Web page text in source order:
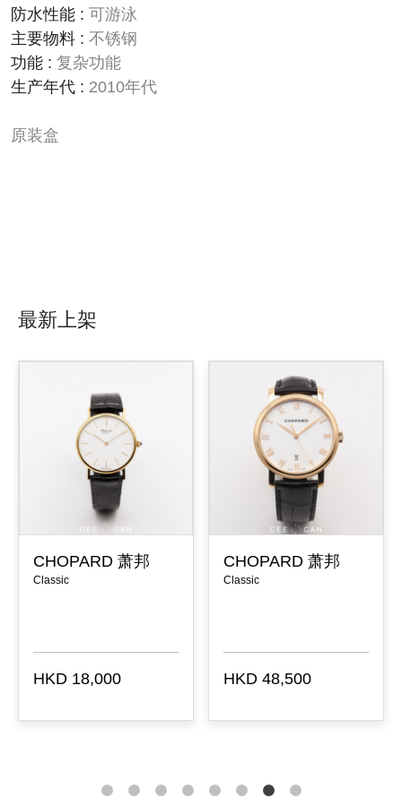
防水性能 : 可游泳
主要物料 : 不锈钢
功能 : 复杂功能
生产年代 : 2010年代
原装盒
最新上架
CHOPARD 萧邦
Classic
HKD 18,000
CHOPARD 萧邦
Classic
HKD 48,500